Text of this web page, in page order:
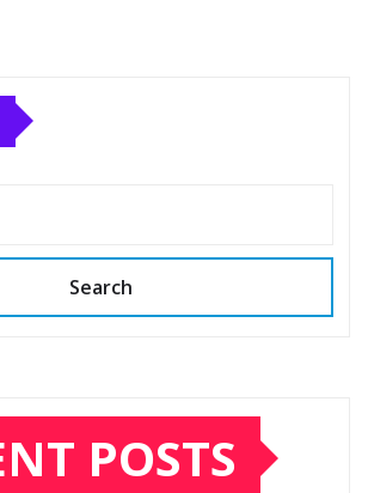
Search
POSTS